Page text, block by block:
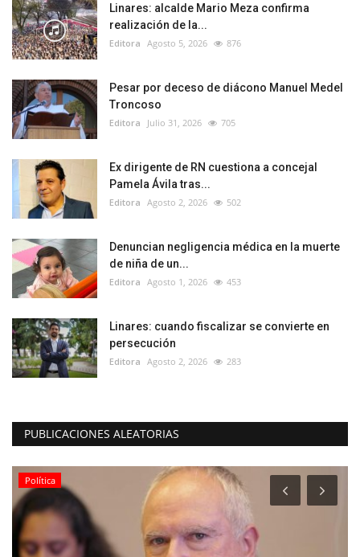
Linares: alcalde Mario Meza confirma
realización de la...
Editora Agosto 5, 2026 876
Pesar por deceso de diácono Manuel Medel
Troncoso
Editora Julio 31, 2026 705
Ex dirigente de RN cuestiona a concejal
Pamela Ávila tras...
Editora Agosto 2, 2026 502
Denuncian negligencia médica en la muerte
de niña de un...
Editora Agosto 1, 2026 453
Linares: cuando fiscalizar se convierte en
persecución
Editora Agosto 2, 2026 283
PUBLICACIONES ALEATORIAS
Política